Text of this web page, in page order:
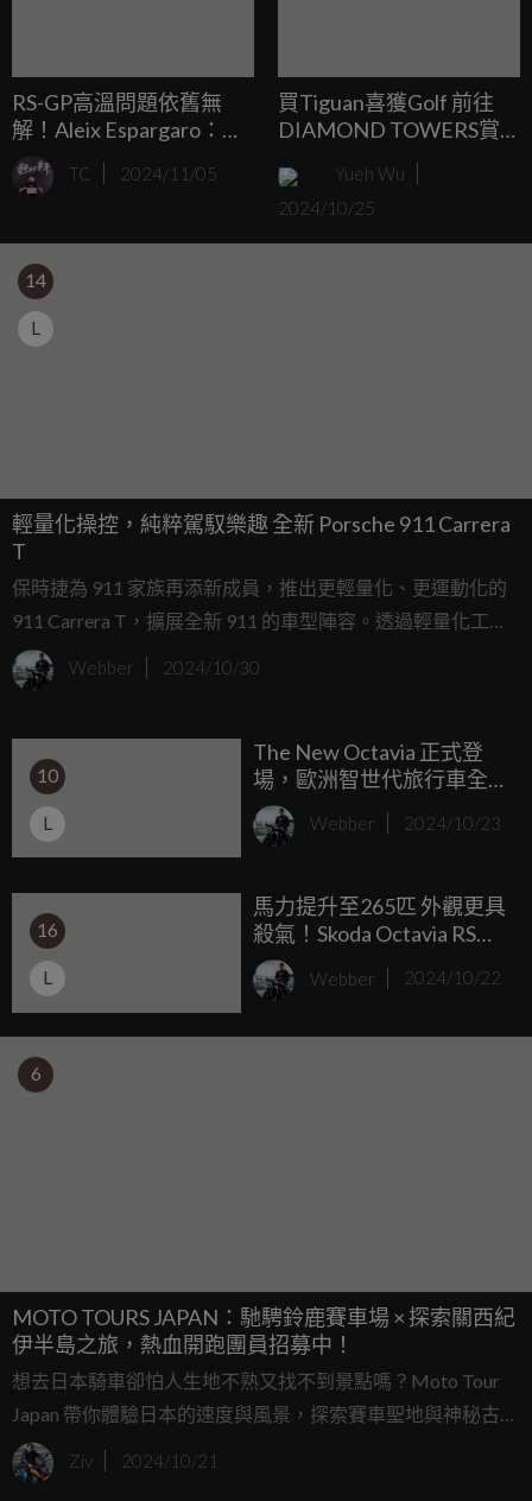
RS-GP高溫問題依舊無
解！Aleix Espargaro：我
連握把都快沒辦法握著！
TC 2024/11/05
買Tiguan喜獲Golf 前往
DIAMOND TOWERS賞
車還有禮物可以拿
Yueh Wu
2024/10/25
14
L
輕量化操控，純粹駕馭樂趣 全新 Porsche 911 Carrera
T
保時捷為 911 家族再添新成員，推出更輕量化、更運動化的
911 Carrera T，擴展全新 911 的車型陣容。透過輕量化工
程、運動化調校和專屬六速跑車手排變速箱，打造出這款追
求極致駕馭樂趣的 Carrera 車型。全新 911 Carrera T 採用輕
車桶型座椅，最輕配置重量僅 1,478 公斤，較現行 911
Carrera 減輕超過 40 公斤。
Webber 2024/10/30
10
L
The New Octavia 正式登
場，歐洲智世代旅行車全
面升級，上市優惠價109.8
萬元起 RS車型同步升級導
Webber 2024/10/23
16
L
馬力提升至265匹 外觀更具
殺氣！Skoda Octavia RS小
改登場
Webber 2024/10/22
6
MOTO TOURS JAPAN：馳騁鈴鹿賽車場 × 探索關西紀
伊半島之旅，熱血開跑團員招募中！
想去日本騎車卻怕人生地不熟又找不到景點嗎？Moto Tour
Japan 帶你體驗日本的速度與風景，探索賽車聖地與神秘古
道！這次的「鈴鹿賽車場 x 關西紀伊半島之旅」為您開啟全
新視野，位於三重縣的鈴鹿賽車場，是F1和鈴鹿8耐等頂尖賽
Ziv 2024/10/21